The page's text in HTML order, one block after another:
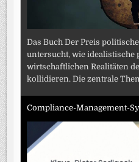
Das Buch Der Preis
untersucht, wie idealistische
wirtschaftlichen Realitäten
kollidieren. Die zentrale
Compliance-Management-